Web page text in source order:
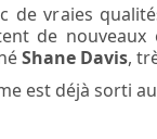
de vraies
de nouveaux
Shane Davis,
est déjà sorti